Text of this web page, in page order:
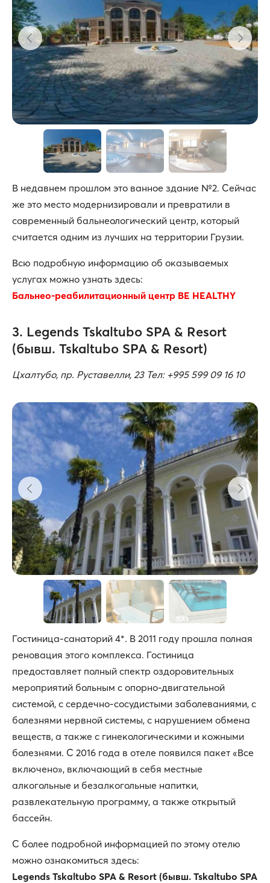
В недавнем прошлом это ванное здание №2. Сейчас
же это место модернизировали и превратили в
современный бальнеологический центр, который
считается одним из лучших на территории Грузии.
Всю подробную информацию об оказываемых
услугах можно узнать здесь:
Бальнео-реабилитационный центр BE HEALTHY
3. Legends Tskaltubo SPA & Resort
(бывш. Tskaltubo SPA & Resort)
Цхалтубо, пр. Руставелли, 23 Тел: +995 599 09 16 10
Гостиница-санаторий 4*. В 2011 году прошла полная
реновация этого комплекса. Гостиница
предоставляет полный спектр оздоровительных
мероприятий больным с опорно-двигательной
системой, с сердечно-сосудистыми заболеваниями, с
болезнями нервной системы, с нарушением обмена
веществ, а также с гинекологическими и кожными
болезнями. С 2016 года в отеле появился пакет «Все
включено», включающий в себя местные
алкогольные и безалкогольные напитки,
развлекательную программу, а также открытый
бассейн.
С более подробной информацией по этому отелю
можно ознакомиться здесь:
Legends Tskaltubo SPA & Resort (бывш. Tskaltubo SPA